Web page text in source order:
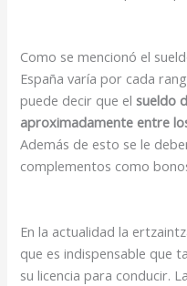
Como se mencionó el
España varía por cada
puede decir que elsueldo
aproximadamente entre
Además de esto se le
complementos como
En la actualidad la
que es indispensable que
su licencia para conducir.